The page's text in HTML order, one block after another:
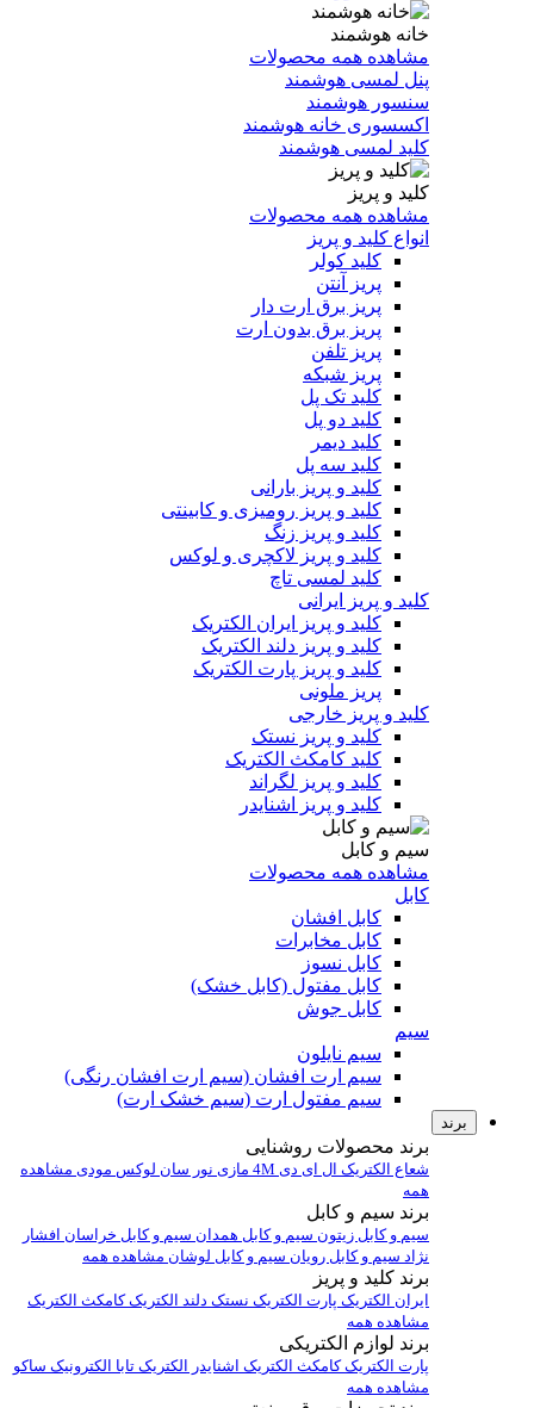
خانه هوشمند
مشاهده همه محصولات
پنل لمسی هوشمند
سنسور هوشمند
اکسسوری خانه هوشمند
کلید لمسی هوشمند
کلید و پریز
مشاهده همه محصولات
انواع کلید و پریز
کلید کولر
پریز آنتن
پریز برق ارت دار
پریز برق بدون ارت
پریز تلفن
پریز شبکه
کلید تک پل
کلید دو پل
کلید دیمر
کلید سه پل
کلید و پریز بارانی
کلید و پریز رومیزی و کابینتی
کلید و پریز زنگ
کلید و پریز لاکچری و لوکس
کلید لمسی تاچ
کلید و پریز ایرانی
کلید و پریز ایران الکتریک
کلید و پریز دلند الکتریک
کلید و پریز پارت الکتریک
پریز ملونی
کلید و پریز خارجی
کلید و پریز نستک
کلید کامکث الکتریک
کلید و پریز لگراند
کلید و پریز اشنایدر
سیم و کابل
مشاهده همه محصولات
کابل
کابل افشان
کابل مخابرات
کابل نسوز
کابل مفتول (کابل خشک)
کابل جوش
سیم
سیم نایلون
سیم ارت افشان (سیم ارت افشان رنگی)
سیم مفتول ارت (سیم خشک ارت)
برند
برند محصولات روشنایی
شعاع الکتریک ال ای دی 4M مازی نور سان لوکس مودی مشاهده
همه
برند سیم و کابل
سیم و کابل زیتون سیم و کابل همدان سیم و کابل خراسان افشار
نژاد سیم و کابل رویان سیم و کابل لوشان مشاهده همه
برند کلید و پریز
ایران الکتریک پارت الکتریک نستک دلند الکتریککامکث الکتریک
مشاهده همه
برند لوازم الکتریکی
پارت الکتریککامکث الکتریک اشنایدر الکتریک تابا الکترونیک ساکو
مشاهده همه